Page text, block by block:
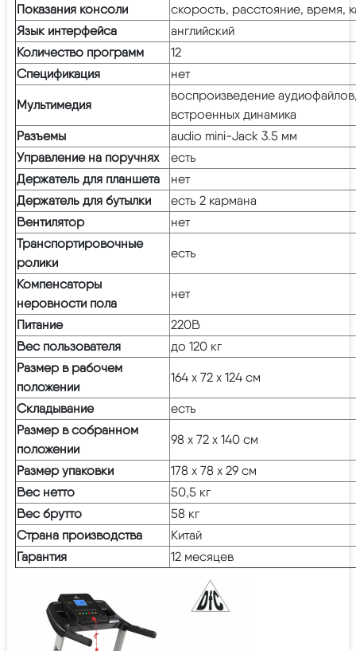
Показания консоли
скорость, расстояние, время,
Язык интерфейса
английский
Количество программ
12
Спецификация
нет
Мультимедия
воспроизведение
встроенных динамика
Разъемы
audio mini-Jack 3.5 мм
Управление на поручнях
есть
Держатель для планшета
нет
Держатель для бутылки
есть 2 кармана
Вентилятор
нет
Транспортировочные
ролики
есть
Компенсаторы
неровности пола
нет
Питание
220В
Вес пользователя
до 120 кг
Размер в рабочем
положении
164 х 72 х 124 см
Складывание
есть
Размер в собранном
положении
98 х 72 х 140 см
Размер упаковки
178 х 78 х 29 см
Вес нетто
50,5 кг
Вес брутто
58 кг
Страна производства
Китай
Гарантия
12 месяцев